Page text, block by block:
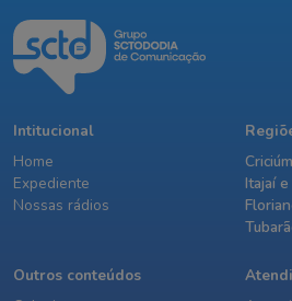
Intitucional
Home
Expediente
Nossas rádios
Itajaí
Outros conteúdos